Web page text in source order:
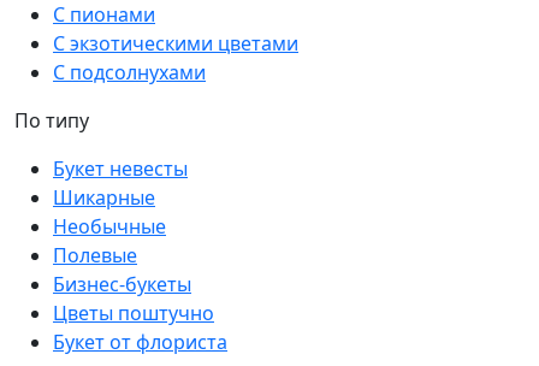
С пионами
С экзотическими цветами
С подсолнухами
По типу
Букет невесты
Шикарные
Необычные
Полевые
Бизнес-букеты
Цветы поштучно
Букет от флориста